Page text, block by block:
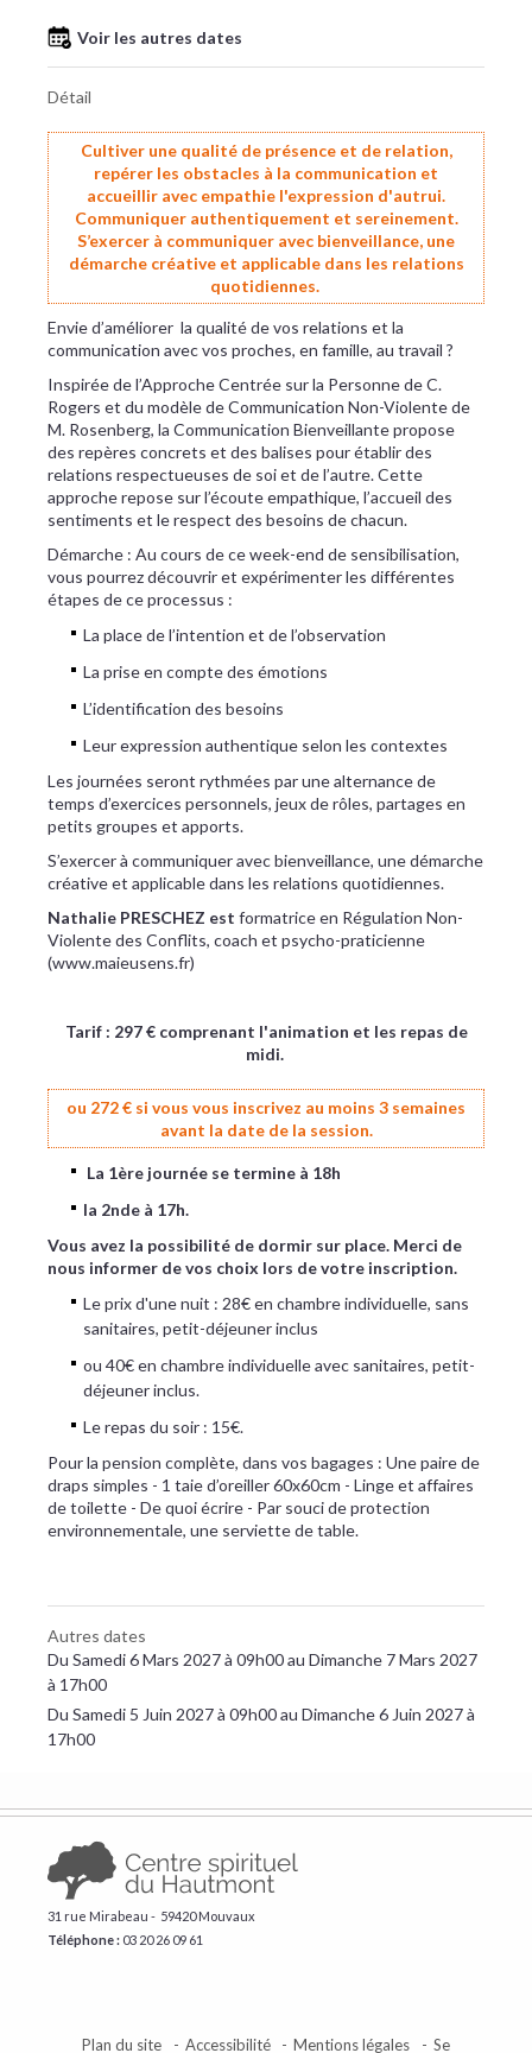
Voir les autres dates
Détail
Cultiver une qualité de présence et de relation,
repérer les obstacles à la communication et
accueillir avec empathie l'expression d'autrui.
Communiquer authentiquement et sereinement.
S’exercer à communiquer avec bienveillance, une
démarche créative et applicable dans les relations
quotidiennes.
Envie d’améliorer la qualité de vos relations et la
communication avec vos proches, en famille, au travail ?
Inspirée de l’Approche Centrée sur la Personne de C.
Rogers et du modèle de Communication Non-Violente de
M. Rosenberg, la Communication Bienveillante propose
des repères concrets et des balises pour établir des
relations respectueuses de soi et de l’autre. Cette
approche repose sur l’écoute empathique, l’accueil des
sentiments et le respect des besoins de chacun.
Démarche : Au cours de ce week-end de sensibilisation,
vous pourrez découvrir et expérimenter les différentes
étapes de ce processus :
La place de l’intention et de l’observation
La prise en compte des émotions
L’identification des besoins
Leur expression authentique selon les contextes
Les journées seront rythmées par une alternance de
temps d’exercices personnels, jeux de rôles, partages en
petits groupes et apports.
S’exercer à communiquer avec bienveillance, une démarche
créative et applicable dans les relations quotidiennes.
Nathalie PRESCHEZ est formatrice en Régulation Non-
Violente des Conflits, coach et psycho-praticienne
(www.maieusens.fr)
Tarif : 297 € comprenant l'animation et les repas de
midi.
ou 272 € si vous vous inscrivez au moins 3 semaines
avant la date de la session.
La 1ère journée se termine à 18h
la 2nde à 17h.
Vous avez la possibilité de dormir sur place. Merci de
nous informer de vos choix lors de votre inscription.
Le prix d'une nuit : 28€ en chambre individuelle, sans
sanitaires, petit-déjeuner inclus
​ou 40€ en chambre individuelle avec sanitaires, petit-
déjeuner inclus.
​Le repas du soir : 15€.
Pour la pension complète, dans vos bagages : Une paire de
draps simples - 1 taie d’oreiller 60x60cm - Linge et affaires
de toilette - De quoi écrire - Par souci de protection
environnementale, une serviette de table.
Autres dates
Du Samedi 6 Mars 2027 à 09h00 au Dimanche 7 Mars 2027
à 17h00
Du Samedi 5 Juin 2027 à 09h00 au Dimanche 6 Juin 2027 à
17h00
31 rue Mirabeau - 59420 Mouvaux
Téléphone : ​03 20 26 09 61
Plan du site Accessibilité Mentions légales Se